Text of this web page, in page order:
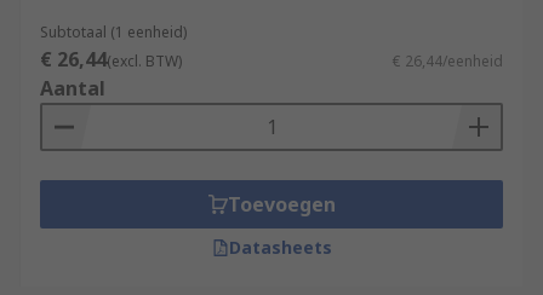
Subtotaal (1 eenheid)
€ 26,44(excl. BTW) € 26,44/eenheid
Aantal
Toevoegen
Datasheets